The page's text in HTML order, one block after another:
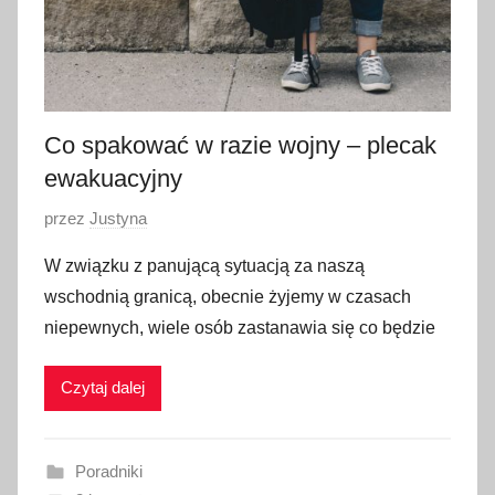
Co spakować w razie wojny – plecak
ewakuacyjny
O
u
b
l
i
a
przez Justyna
W związku z panującą sytuacją za naszą
wschodnią granicą, obecnie żyjemy w czasach
niepewnych, wiele osób zastanawia się co będzie
Czytaj dalej
Poradniki